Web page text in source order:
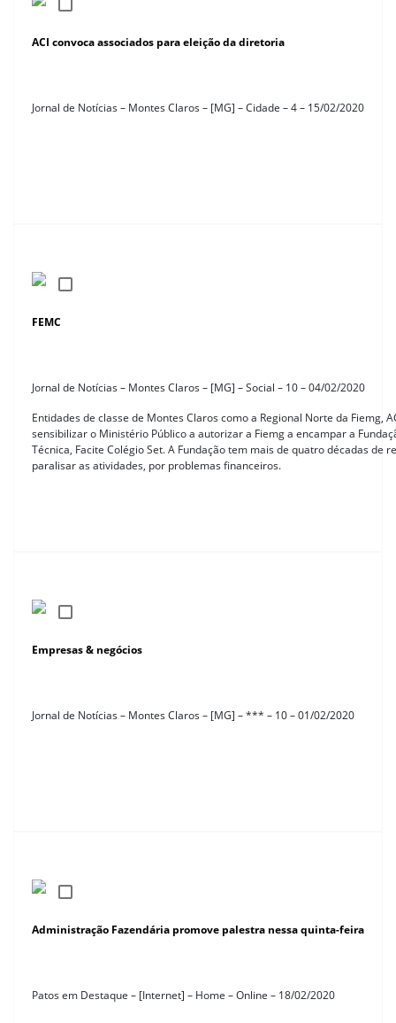
ACI convoca associados para eleição da diretoria
Jornal de Notícias – Montes Claros – [MG] – Cidade – 4 – 15/02/2020
FEMC
Jornal de Notícias – Montes Claros – [MG] – Social – 10 – 04/02/2020
Entidades de classe de Montes Claros como a Regional Norte da Fiemg,
sensibilizar o Ministério Público a autorizar a Fiemg a encampar a
Técnica, Facite Colégio Set. A Fundação tem mais de quatro décadas
paralisar as atividades, por problemas financeiros.
Empresas & negócios
Jornal de Notícias – Montes Claros – [MG] – *** – 10 – 01/02/2020
Administração Fazendária promove palestra nessa quinta-feira
Patos em Destaque – [Internet] – Home – Online – 18/02/2020